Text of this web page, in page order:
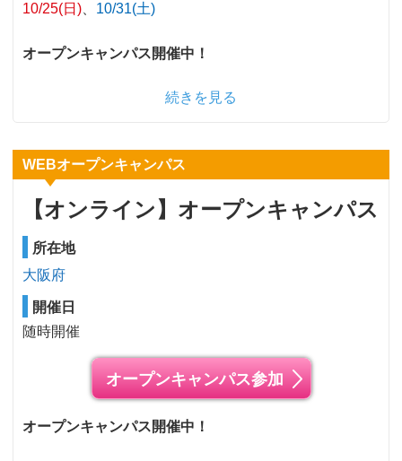
10/25(日) 10/31(土)
オープンキャンパス開催中！
続きを見る
WEBオープンキャンパス
【オンライン】オープンキャンパス
所在地
大阪府
開催日
随時開催
オープンキャンパス参加
オープンキャンパス開催中！